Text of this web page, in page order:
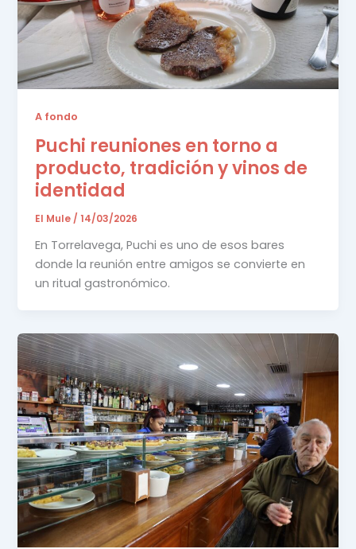
A fondo
Puchi reuniones en torno a
producto, tradición y vinos de
identidad
El Mule/14/03/2026
En Torrelavega, Puchi es uno de esos bares
donde la reunión entre amigos se convierte en
un ritual gastronómico.